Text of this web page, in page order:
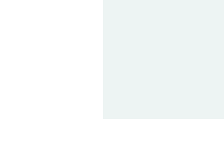
小顔整体コルギでは、
う。顔が大きくなる原因
20分程度行い、顧客の悩
ニューの小顔整体コルギ